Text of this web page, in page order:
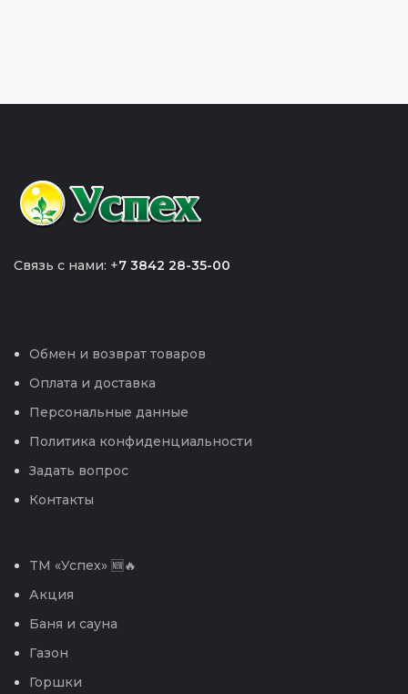
Связь с нами: +7 3842 28-35-00
Обмен и возврат товаров
Оплата и доставка
Персональные данные
Политика конфиденциальности
Задать вопрос
Контакты
TM «Успех» 🆕🔥
Акция
Баня и сауна
Газон
Горшки